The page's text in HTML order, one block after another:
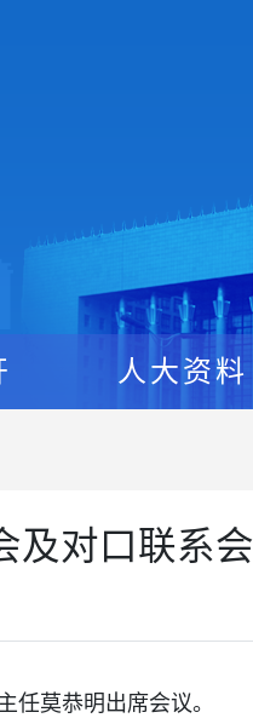
人大资料
及对口联系会
莫恭明出席会议。